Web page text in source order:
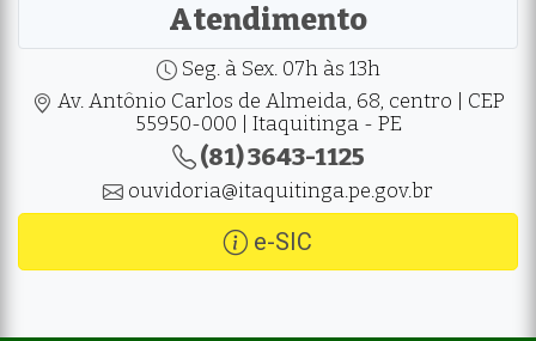
Atendimento
Seg. à Sex. 07h às 13h
Av. Antônio Carlos de Almeida, 68, centro | CEP
55950-000 | Itaquitinga - PE
(81) 3643-1125
ouvidoria@itaquitinga.pe.gov.br
e-SIC